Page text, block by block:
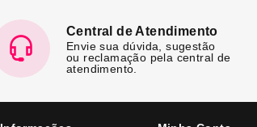
Central de Atendimento
Envie sua dúvida, sugestão
ou reclamação pela central de
atendimento.